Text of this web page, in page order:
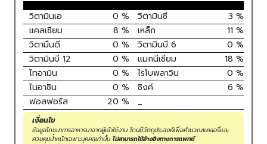
วิตามินเอ
0 % วิตามินซี 3 %
แคลเซียม
8 % เหล็ก 11 %
วิตามืนดี
0 % วิตามินบี 6 0 %
วิตามินบี 12
0 % แมกนีเซียม 18 %
ไทอามิน
0 % ไรโบพลาวิน 0 %
ไนอาซิน
0 % ซิงค์ 6 %
ฟอสฟอรัส
20 % _
เงื่อนไข
ข้อมูลโภชนาการอาหารมาจากผู้เข้าใช้งาน โดยมีวัตถุประสงค์เพื่อคำนวณแคลอรี่และ
ควบคุมน้ำหนักเฉพาะบุคคลเท่านั้น ไม่สามารถใช้อ้างอิงทางการแพทย์